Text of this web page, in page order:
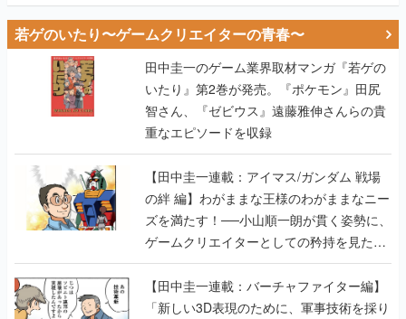
若ゲのいたり〜ゲームクリエイターの青春〜
田中圭一のゲーム業界取材マンガ『若ゲの
いたり』第2巻が発売。『ポケモン』田尻
智さん、『ゼビウス』遠藤雅伸さんらの貴
重なエピソードを収録
【田中圭一連載：アイマス/ガンダム 戦場
の絆 編】わがままな王様のわがままなニー
ズを満たす！──小山順一朗が貫く姿勢に、
ゲームクリエイターとしての矜持を見た
【若ゲのいたり最終回】
【田中圭一連載：バーチャファイター編】
「新しい3D表現のために、軍事技術を採り